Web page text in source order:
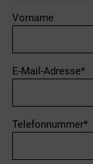
Vorname
E-Mail-Adresse*
Telefonnummer*